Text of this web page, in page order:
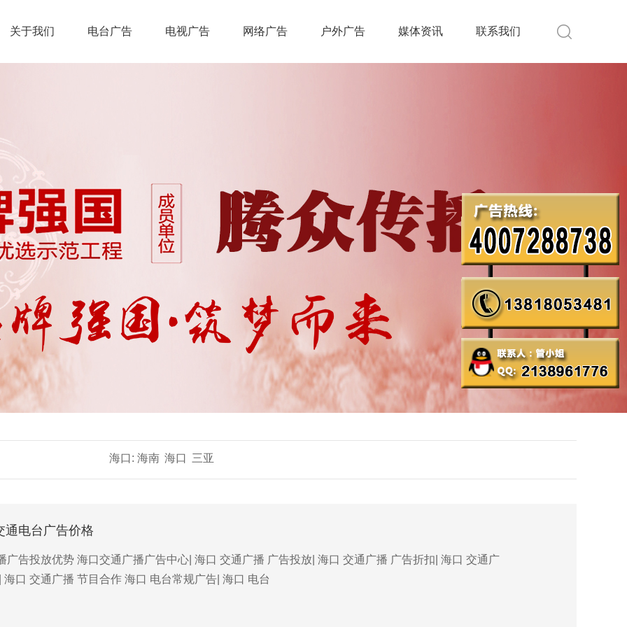
关于我们 电台广告 电视广告 网络广告 户外广告 媒体资讯 联系我们
海口: 海南 海口 三亚
通电台广告价格
广告投放优势 海口交通广播广告中心| 海口 交通广播 广告投放| 海口 交通广播 广告折扣| 海口 交通广
海口 交通广播 节目合作 海口 电台常规广告| 海口 电台